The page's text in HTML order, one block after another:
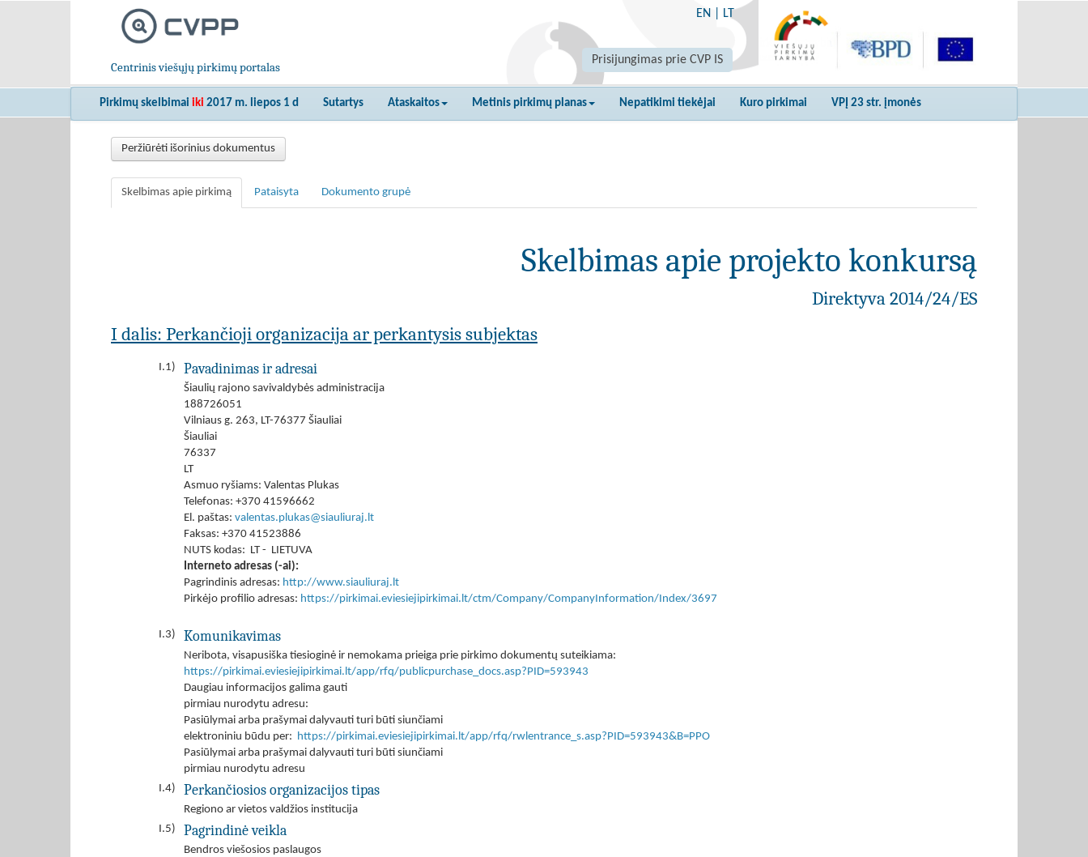
Centrinis viešųjų pirkimų portalas
EN LT
Prisijungimas prie CVP IS
Pirkimų skelbimai iki 2017 m. liepos 1 d Sutartys Ataskaitos Metinis pirkimų planas Nepatikimi tiekėjai Kuro pirkimai VPĮ 23 str. įmonės
Peržiūrėti išorinius dokumentus
Skelbimas apie pirkimą Pataisyta Dokumento grupė
Skelbimas apie projekto konkursą
Direktyva 2014/24/ES
I dalis: Perkančioji organizacija ar perkantysis subjektas
I.1) Pavadinimas ir adresai
Šiaulių rajono savivaldybės administracija
188726051
Vilniaus g. 263, LT-76377 Šiauliai
Šiauliai
76337
LT
Asmuo ryšiams: Valentas Plukas
Telefonas: +370 41596662
El. paštas: valentas.plukas@siauliuraj.lt
Faksas: +370 41523886
NUTS kodas: LT - LIETUVA
Interneto adresas (-ai):
Pagrindinis adresas: http://www.siauliuraj.lt
Pirkėjo profilio adresas: https://pirkimai.eviesiejipirkimai.lt/ctm/Company/CompanyInformation/Index/3697
I.3) Komunikavimas
Neribota, visapusiška tiesioginė ir nemokama prieiga prie pirkimo dokumentų suteikiama:
https://pirkimai.eviesiejipirkimai.lt/app/rfq/publicpurchase_docs.asp?PID=593943
Daugiau informacijos galima gauti
pirmiau nurodytu adresu:
Pasiūlymai arba prašymai dalyvauti turi būti siunčiami
elektroniniu būdu per: https://pirkimai.eviesiejipirkimai.lt/app/rfq/rwlentrance_s.asp?PID=593943&B=PPO
Pasiūlymai arba prašymai dalyvauti turi būti siunčiami
pirmiau nurodytu adresu
I.4)
Perkančiosios organizacijos tipas
Regiono ar vietos valdžios institucija
I.5)
Pagrindinė veikla
Bendros viešosios paslaugos